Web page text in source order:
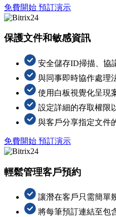
免費開始 預訂演示
保護文件和敏感資訊
安全儲存ID掃描、協
與同事即時協作處理
使用白板視覺化呈現
設定詳細的存取權限
與客戶分享指定文件
免費開始 預訂演示
輕鬆管理客戶預約
讓潛在客戶只需簡單
將每筆預訂連結至包